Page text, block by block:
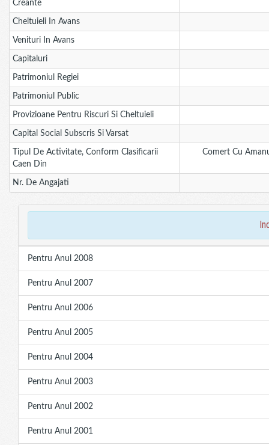
Creante
Cheltuieli In Avans
Venituri In Avans
Capitaluri
Patrimoniul Regiei
Patrimoniul Public
Provizioane Pentru Riscuri Si Cheltuieli
Capital Social Subscris Si Varsat
Tipul De Activitate, Conform Clasificarii
Caen Din
Comert Cu
Nr. De Angajati
Pentru Anul 2008
Pentru Anul 2007
Pentru Anul 2006
Pentru Anul 2005
Pentru Anul 2004
Pentru Anul 2003
Pentru Anul 2002
Pentru Anul 2001